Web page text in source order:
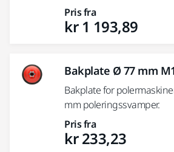
Pris fra
kr 1 193,89
Bakplate Ø 77 mm
Bakplate for
mm poleringssvamper.
Pris fra
kr 233,23